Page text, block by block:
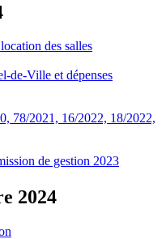
des salles
de-Ville et dépenses
78/2021, 16/2022, 18/2022,
de gestion 2023
2024